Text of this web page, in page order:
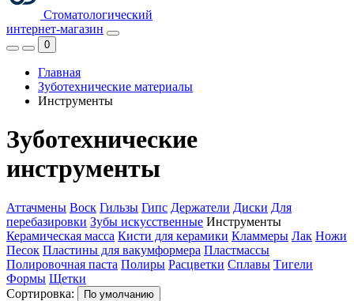
Стоматологический
интернет-магазин
0
Главная
Зуботехнические материалы
Инструменты
Зуботехнические
инструменты
Аттачмены Воск Гильзы Гипс Держатели Диски Для
перебазировки Зубы искусственные Инструменты
Керамическая масса Кисти для керамики Кламмеры Лак Ножи
Песок Пластины для вакумформера Пластмассы
Полировочная паста Полиры Расцветки Сплавы Тигели
Формы Щетки
Сортировка:
По умолчанию